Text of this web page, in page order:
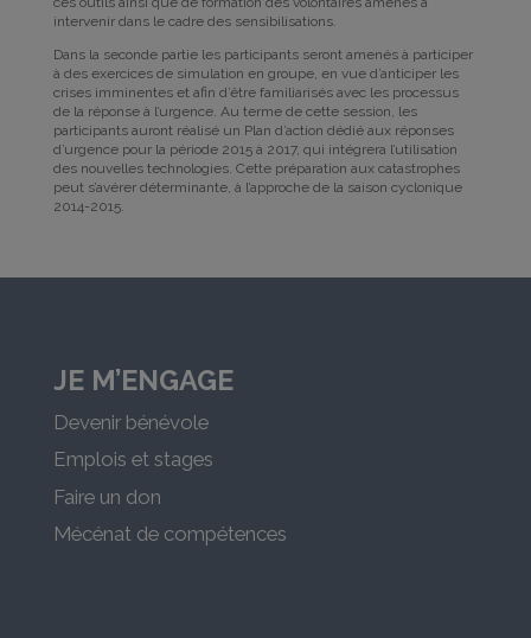
intervenir dans le cadre des sensibilisations.
Dans la seconde partie les participants seront amenés à participer
à des exercices de simulation en groupe, en vue d’anticiper les
crises imminentes et afin d’être familiarisés avec les processus
de la réponse à l’urgence. Au terme de cette session, les
participants auront réalisé un Plan d’action dédié aux réponses
d’urgence pour la période 2015 à 2017, qui intégrera l’utilisation
des nouvelles technologies. Cette préparation aux catastrophes
peut s’avérer déterminante, à l’approche de la saison cyclonique
2014-2015.
JE M’ENGAGE
Devenir bénévole
Emplois et stages
Faire un don
Mécénat de compétences